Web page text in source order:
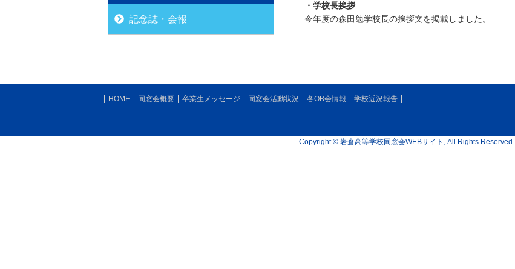
・学校長挨拶
今年度の森田勉学校長の挨拶文を掲載しました。
記念誌・会報
HOME 同窓会概要 卒業生メッセージ 同窓会活動状況 各OB会情報 学校近況報告
Copyright © 岩倉高等学校同窓会WEBサイト, All Rights Reserved.